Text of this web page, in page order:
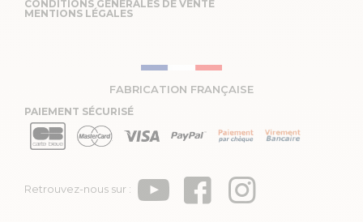
CONDITIONS GÉNÉRALES DE VENTE
MENTIONS LÉGALES
FABRICATION FRANÇAISE
PAIEMENT SÉCURISÉ
Retrouvez-nous sur :